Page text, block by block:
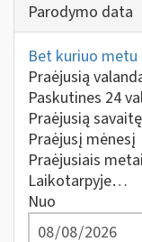
Parodymo data
Bet kuriuo metu
Praėjusią
Paskutines 24
Praėjusią savaitę
Praėjusį mėnesį
Praėjusiais
Laikotarpyje…
Nuo